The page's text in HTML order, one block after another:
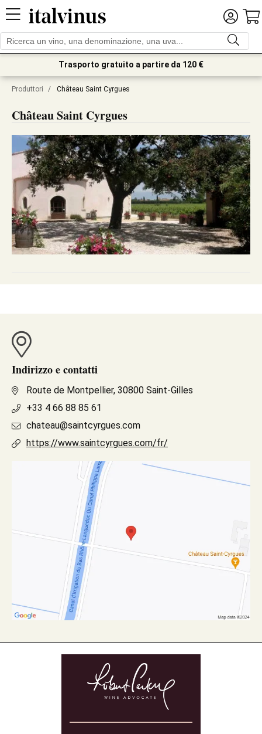
Trasporto gratuito a partire da 120 €
Produttori / Château Saint Cyrgues
Château Saint Cyrgues
Indirizzo e contatti
Route de Montpellier, 30800 Saint-Gilles
+33 4 66 88 85 61
chateau@saintcyrgues.com
https://www.saintcyrgues.com/fr/